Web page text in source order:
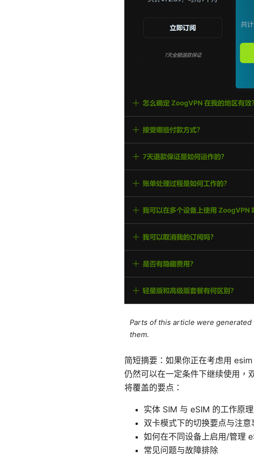
Parts of this article were
them.
简短摘要：如果你正在考虑用
仍然可以在一定条件下继续使用，
将覆盖的要点：
实体 SIM 与 eSIM 的工作原
双卡模式下的切换要点与注意
如何在不同设备上启用/管理
常见问题与故障排除